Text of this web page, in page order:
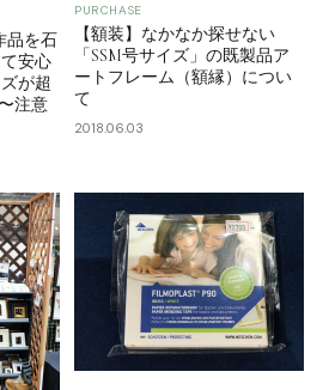
品を石
安心
が超
注意
PURCHASE
【額装】なかなか探せない
「SSM号サイズ」の既製品ア
ートフレーム（額縁）につい
て
2018.06.03